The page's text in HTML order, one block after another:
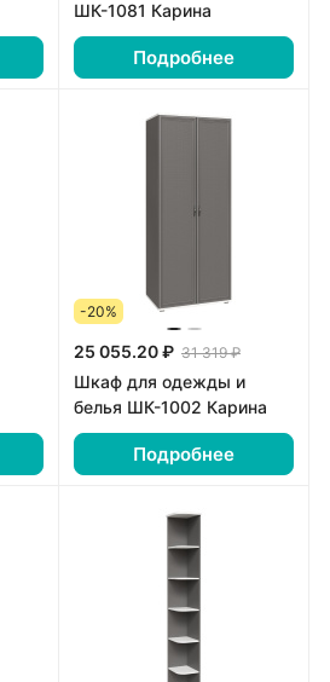
ШК-1081 Карина
Подробнее
-20%
25 055.20 ₽ 31 319 ₽
Шкаф для одежды и
белья ШК-1002 Карина
Подробнее